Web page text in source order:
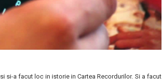
si-a facut loc in istorie in Cartea Recordurilor. Si a facut